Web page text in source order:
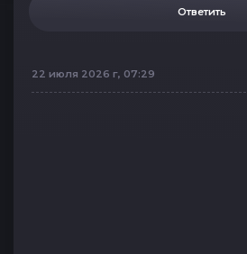
Ответить
22 июля 2026 г, 07:29